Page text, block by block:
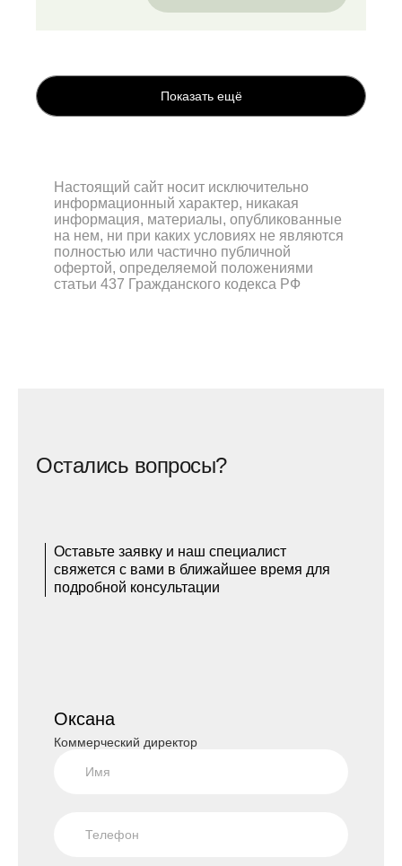
Показать ещё
Настоящий сайт носит исключительно
информационный характер, никакая
информация, материалы, опубликованные
на нем, ни при каких условиях не являются
полностью или частично публичной
офертой, определяемой положениями
статьи 437 Гражданского кодекса РФ
Остались вопросы?
Оставьте заявку и наш специалист
свяжется с вами в ближайшее время для
подробной консультации
Оксана
Коммерческий директор